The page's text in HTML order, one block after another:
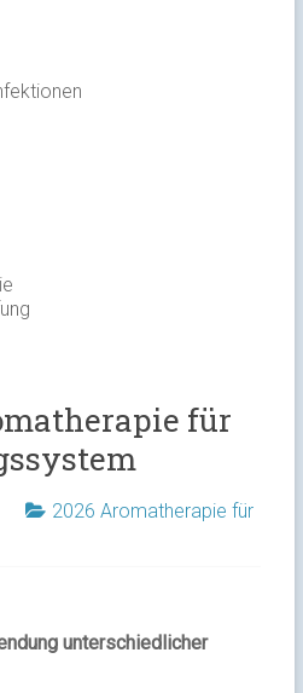
für
2026 Aromatherapie für
unterschiedlicher